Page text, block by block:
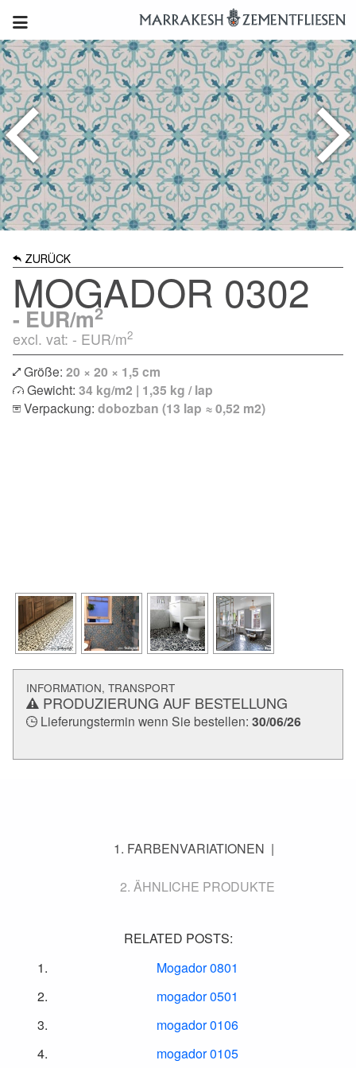
ZURÜCK
MOGADOR 0302
- EUR/m2
excl. vat: - EUR/m2
Größe: 20 × 20 × 1,5 cm
Gewicht: 34 kg/m2 | 1,35 kg / lap
Verpackung: dobozban (13 lap ≈ 0,52 m2)
INFORMATION, TRANSPORT
PRODUZIERUNG AUF BESTELLUNG
Lieferungstermin wenn Sie bestellen: 30/06/26
FARBENVARIATIONEN
ÄHNLICHE PRODUKTE
RELATED POSTS:
Mogador 0801
mogador 0501
mogador 0106
mogador 0105